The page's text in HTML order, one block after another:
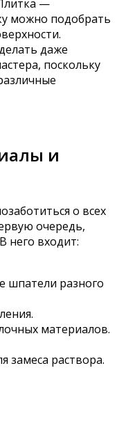
—
можно подобрать
даже
поскольку
и
о всех
очередь,
него входит:
шпатели разного
материалов.
замеса раствора.